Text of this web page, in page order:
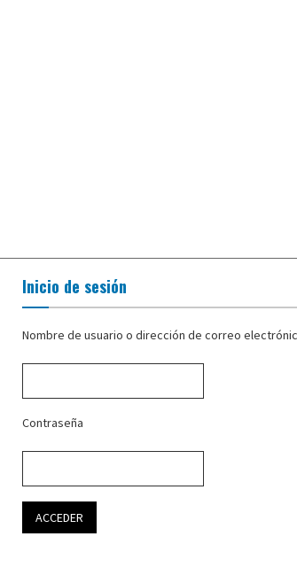
Inicio de sesión
Nombre de usuario o dirección de correo
Contraseña